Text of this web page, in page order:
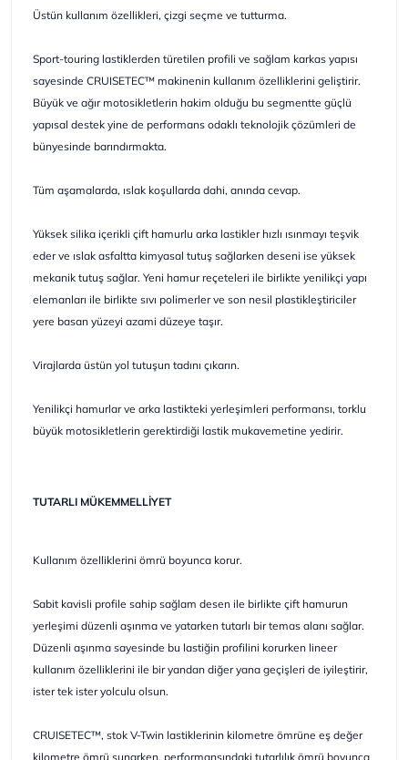
Üstün kullanım özellikleri, çizgi seçme ve tutturma.
Sport-touring lastiklerden türetilen profili ve sağlam karkas yapısı
sayesinde CRUISETEC™ makinenin kullanım özelliklerini geliştirir.
Büyük ve ağır motosikletlerin hakim olduğu bu segmentte güçlü
yapısal destek yine de performans odaklı teknolojik çözümleri de
bünyesinde barındırmakta.
Tüm aşamalarda, ıslak koşullarda dahi, anında cevap.
Yüksek silika içerikli çift hamurlu arka lastikler hızlı ısınmayı teşvik
eder ve ıslak asfaltta kimyasal tutuş sağlarken deseni ise yüksek
mekanik tutuş sağlar. Yeni hamur reçeteleri ile birlikte yenilikçi yapı
elemanları ile birlikte sıvı polimerler ve son nesil plastikleştiriciler
yere basan yüzeyi azami düzeye taşır.
Virajlarda üstün yol tutuşun tadını çıkarın.
Yenilikçi hamurlar ve arka lastikteki yerleşimleri performansı, torklu
büyük motosikletlerin gerektirdiği lastik mukavemetine yedirir.
TUTARLI MÜKEMMELLİYET
Kullanım özelliklerini ömrü boyunca korur.
Sabit kavisli profile sahip sağlam desen ile birlikte çift hamurun
yerleşimi düzenli aşınma ve yatarken tutarlı bir temas alanı sağlar.
Düzenli aşınma sayesinde bu lastiğin profilini korurken lineer
kullanım özelliklerini ile bir yandan diğer yana geçişleri de iyileştirir,
ister tek ister yolculu olsun.
CRUISETEC™, stok V-Twin lastiklerinin kilometre ömrüne eş değer
kilometre ömrü sunarken, performansındaki tutarlılık ömrü boyunca